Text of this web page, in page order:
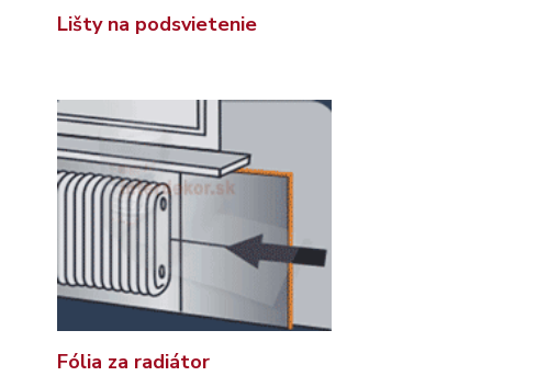
Lišty na podsvietenie
Fólia za radiátor